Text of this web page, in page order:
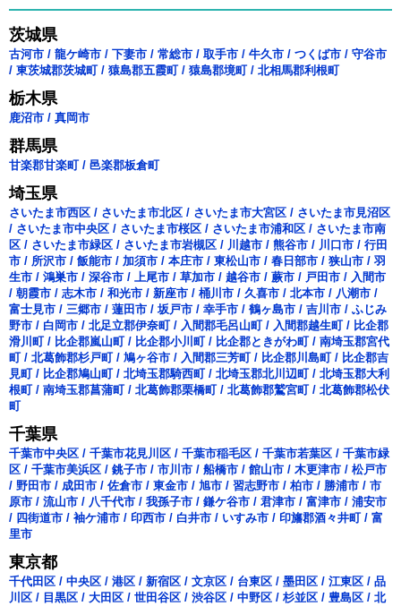
茨城県
古河市 / 龍ケ崎市 / 下妻市 / 常総市 / 取手市 / 牛久市 / つくば市 / 守谷市
/ 東茨城郡茨城町/ 猿島郡五霞町/ 猿島郡境町/ 北相馬郡利根町
栃木県
鹿沼市 / 真岡市
群馬県
甘楽郡甘楽町/ 邑楽郡板倉町
埼玉県
さいたま市西区 / さいたま市北区 / さいたま市大宮区 / さいたま市見沼区
/ さいたま市中央区 / さいたま市桜区 / さいたま市浦和区 / さいたま市南
区 / さいたま市緑区 / さいたま市岩槻区 / 川越市 / 熊谷市 / 川口市 / 行田
市 / 所沢市 / 飯能市 / 加須市 / 本庄市 / 東松山市 / 春日部市 / 狭山市 / 羽
生市 / 鴻巣市 / 深谷市 / 上尾市 / 草加市 / 越谷市 / 蕨市 / 戸田市 / 入間市
/ 朝霞市 / 志木市 / 和光市 / 新座市 / 桶川市 / 久喜市 / 北本市 / 八潮市 /
富士見市 / 三郷市 / 蓮田市 /坂戸市 / 幸手市 / 鶴ヶ島市 / 吉川市 / ふじみ
野市 / 白岡市 / 北足立郡伊奈町/ 入間郡毛呂山町/ 入間郡越生町/ 比企郡
滑川町/ 比企郡嵐山町/ 比企郡小川町/ 比企郡ときがわ町/ 南埼玉郡宮代
町/ 北葛飾郡杉戸町/ 鳩ヶ谷市 / 入間郡三芳町/ 比企郡川島町/ 比企郡吉
見町/ 比企郡鳩山町/ 北埼玉郡騎西町/ 北埼玉郡北川辺町/ 北埼玉郡大利
根町/ 南埼玉郡菖蒲町/ 北葛飾郡栗橋町/ 北葛飾郡鷲宮町/ 北葛飾郡松伏
町
千葉県
千葉市中央区 / 千葉市花見川区 / 千葉市稲毛区 / 千葉市若葉区 / 千葉市緑
区 / 千葉市美浜区 / 銚子市 / 市川市 / 船橋市 / 館山市 / 木更津市 / 松戸市
/ 野田市 / 成田市 / 佐倉市 / 東金市 / 旭市 / 習志野市 / 柏市 / 勝浦市 / 市
原市 / 流山市 / 八千代市 / 我孫子市 / 鎌ケ谷市 / 君津市 / 富津市 / 浦安市
/ 四街道市 / 袖ケ浦市 / 印西市 / 白井市 / いすみ市 / 印旛郡酒々井町/ 富
里市
東京都
千代田区 / 中央区 / 港区 / 新宿区 / 文京区 / 台東区 / 墨田区 / 江東区 / 品
川区 / 目黒区 / 大田区 / 世田谷区 / 渋谷区 / 中野区 / 杉並区 / 豊島区 / 北